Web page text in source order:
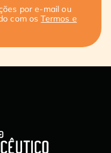
por e-mail ou
com osTermos e